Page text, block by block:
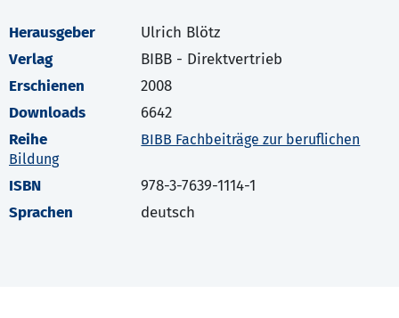
Herausgeber
Ulrich Blötz
Verlag
BIBB - Direktvertrieb
Erschienen
2008
Downloads
6642
Reihe
BIBB Fachbeiträge zur beruflichen
Bildung
ISBN
978-3-7639-1114-1
Sprachen
deutsch